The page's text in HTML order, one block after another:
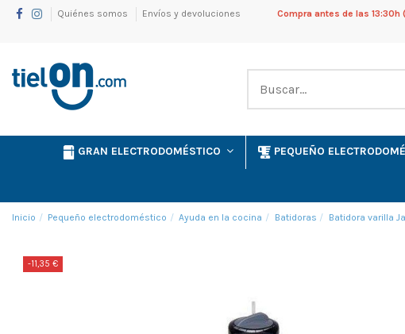
Quiénes somos Envíos y devoluciones Compra antes de las
GRAN ELECTRODOMÉSTICO PEQUEÑO
Inicio Pequeño electrodoméstico Ayuda en la cocina Batidoras Batidora varilla
-11,35 €